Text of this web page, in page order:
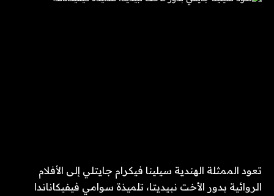
تعود الممثلة الهندية سيلينا فيكرام جايتلي إلى الأفلام
الروائية بدور الأخت نبيديتا، تلميذة سوامي فيفيكاناندا